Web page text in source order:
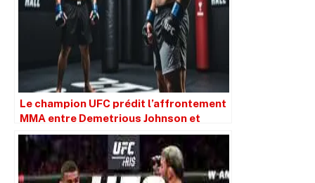
Le champion UFC prédit l’affrontement
MMA entre Demetrious Johnson et
Eddie Hall, après avoir sparré avec
l’homme le plus fort du monde de 350
livres